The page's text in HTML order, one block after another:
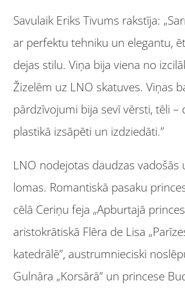
Savulaik Eriks Tivums rakstīja:
ar perfektu tehniku un elegantu,
dejas stilu. Viņa bija viena no
Žizelēm uz LNO skatuves. Viņas
pārdzīvojumi bija sevī vērsti, tēli –
plastikā izsāpēti un izdziedāti.”
LNO nodejotas daudzas vadošās
lomas. Romantiskā pasaku
cēlā Ceriņu feja „Apburtajā
aristokrātiskā Flēra de Lisa
katedrālē”, austrumnieciski
Gulnāra „Korsārā” un princese